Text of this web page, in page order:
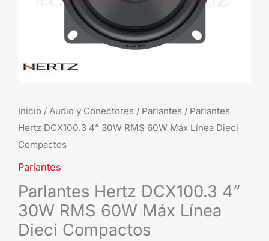
Inicio / Audio y Conectores / Parlantes / Parlantes
Hertz DCX100.3 4” 30W RMS 60W Máx Línea Dieci
Compactos
Parlantes
Parlantes Hertz DCX100.3 4”
30W RMS 60W Máx Línea
Dieci Compactos
Compactos